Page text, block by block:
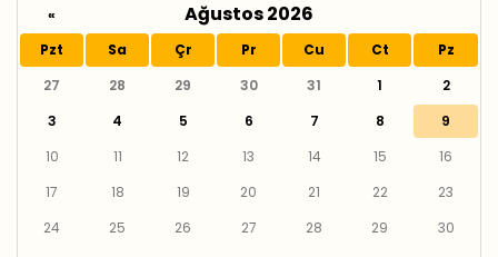
« Ağustos 2026
Pzt Sa Çr Pr Cu Ct
Pz
27
28 29 30 31 1
2
3
4 5 6 7 8
9
10
11 12 13 14 15
16
17
18 19 20 21 22
23
24
25 26 27 28 29
30